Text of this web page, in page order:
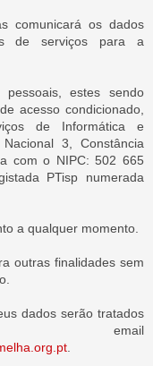
comunicará os dados
de serviços para a
estes sendo
acesso condicionado,
de Informática e
3, Constância
com o NIPC: 502 665
PTisp numerada
a qualquer momento.
outras finalidades sem
dados serão tratados
email